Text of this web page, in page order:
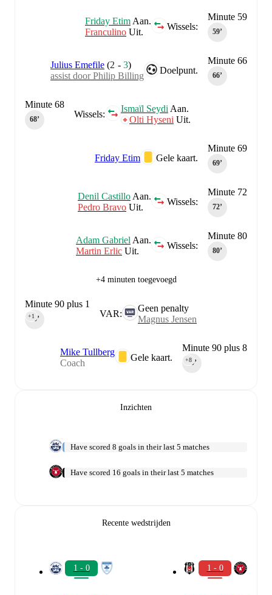
Minute 59
59‎’‎
Wissels:
Friday Etim Aan.
Franculino Uit.
Minute 66
66‎’‎
Doelpunt.
Julius Emefile (2 -3)
assist door Philip Billing
Wissels:
Ismaïl Seydi Aan.
Olti Hyseni Uit.
Minute 68
68‎’‎
Minute 69
69‎’‎
Gele kaart.
Friday Etim
Minute 72
72‎’‎
Wissels:
Denil Castillo Aan.
Pedro Bravo Uit.
Minute 80
80‎’‎
Wissels:
Adam Gabriel Aan.
Martin Erlic Uit.
+4 minuten toegevoegd
VAR:
Geen penalty
Magnus Jensen
Minute 90 plus 1
90‎’‎
+1
Minute 90 plus 8
90‎’‎
+8
Gele kaart.
Mike Tullberg
Coach
Inzichten
Have scored 8 goals in their last 5 matches
Have scored 16 goals in their last 5 matches
Recente wedstrijden
1 - 0 1 - 0